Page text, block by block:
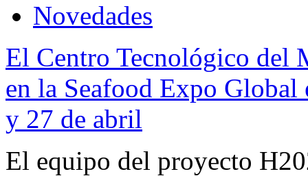
Novedades
El Centro Tecnológico del
en la Seafood Expo
y 27 de abril
El equipo del proyecto